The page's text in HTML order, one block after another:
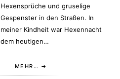
Hexensprüche und gruselige
Gespenster in den Straßen. In
meiner Kindheit war Hexennacht
dem heutigen…
MEHR…